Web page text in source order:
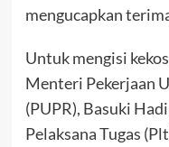
mengucapkan
Untuk mengisi
Menteri Pekerjaan
(PUPR), Basuki
Pelaksana Tugas